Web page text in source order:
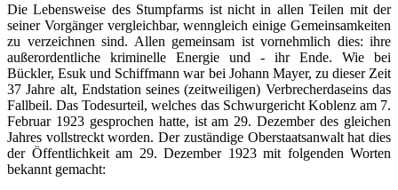
Die Lebensweise des Stumpfarms ist nicht in allen Teilen mit der
seiner Vorgänger vergleichbar, wenngleich einige Gemeinsamkeiten
zu verzeichnen sind. Allen gemeinsam ist vornehmlich dies: ihre
außerordentliche kriminelle Energie und - ihr Ende. Wie bei
Bückler, Esuk und Schiffmann war bei Johann Mayer, zu dieser Zeit
37 Jahre alt, Endstation seines (zeitweiligen) Verbrecherdaseins das
Fallbeil. Das Todesurteil, welches das Schwurgericht Koblenz am 7.
Februar 1923 gesprochen hatte, ist am 29. Dezember des gleichen
Jahres vollstreckt worden. Der zuständige Oberstaatsanwalt hat dies
der Öffentlichkeit am 29. Dezember 1923 mit folgenden Worten
bekannt gemacht: